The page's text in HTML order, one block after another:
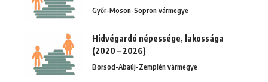
Győr-Moson-Sopron vármegye
Hidvégardó népessége, lakossága
(2020 – 2026)
Borsod-Abaúj-Zemplén vármegye